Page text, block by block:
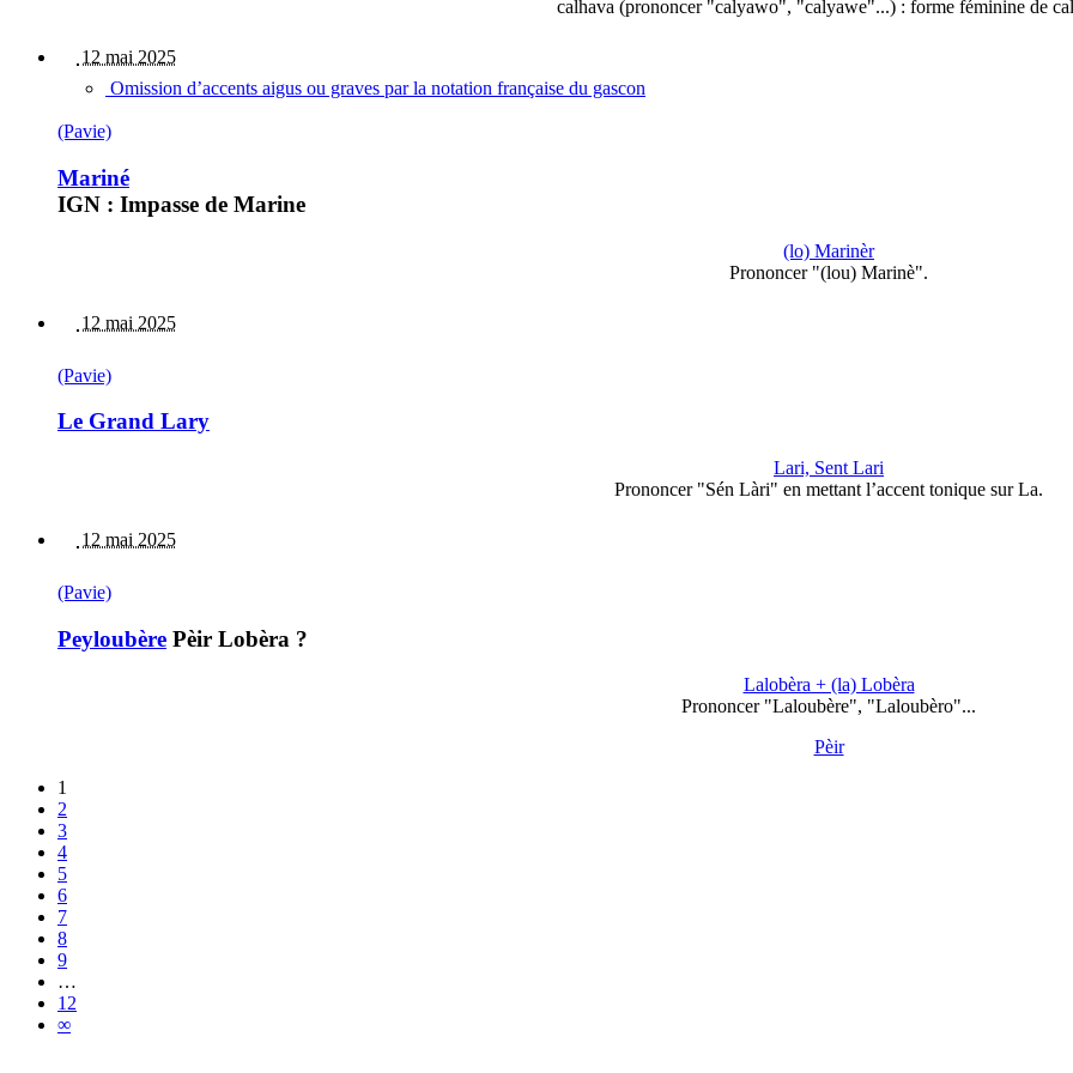
calhava (prononcer "calyawo", "calyawe"...) : forme féminine de
12 mai 2025
Omission d’accents aigus ou graves par la notation française du gascon
(Pavie)
Mariné
IGN : Impasse de Marine
(lo) Marinèr
Prononcer "(lou) Marinè".
12 mai 2025
(Pavie)
Le Grand Lary
Lari, Sent Lari
Prononcer "Sén Làri" en mettant l’accent tonique sur La.
12 mai 2025
(Pavie)
Peyloubère Pèir Lobèra ?
Lalobèra + (la) Lobèra
Prononcer "Laloubère", "Laloubèro"...
Pèir
1
2
3
4
5
6
7
8
9
…
12
∞